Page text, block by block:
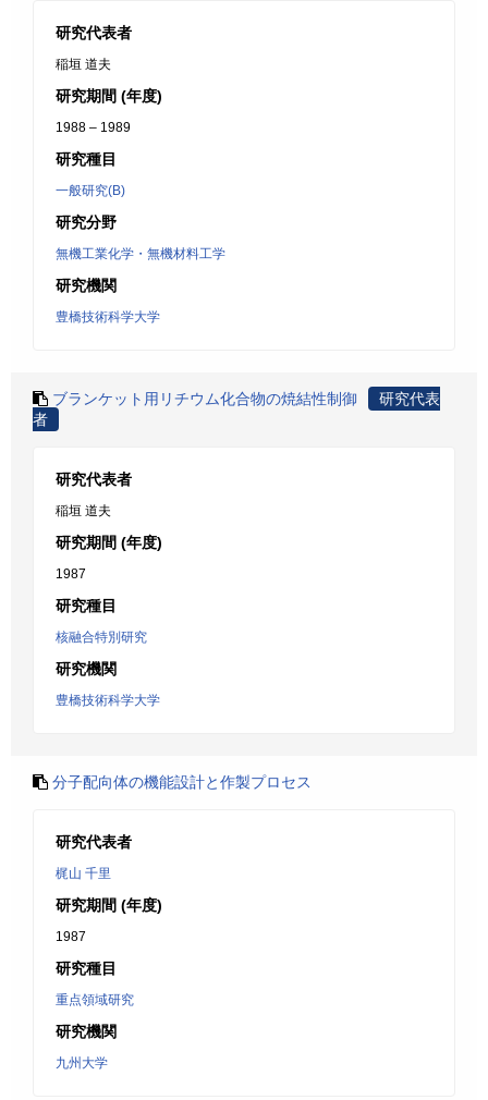
研究代表者
稲垣 道夫
研究期間 (年度)
1988 – 1989
研究種目
一般研究(B)
研究分野
無機工業化学・無機材料工学
研究機関
豊橋技術科学大学
ブランケット用リチウム化合物の焼結性制御
研究代表
者
研究代表者
稲垣 道夫
研究期間 (年度)
1987
研究種目
核融合特別研究
研究機関
豊橋技術科学大学
分子配向体の機能設計と作製プロセス
研究代表者
梶山 千里
研究期間 (年度)
1987
研究種目
重点領域研究
研究機関
九州大学